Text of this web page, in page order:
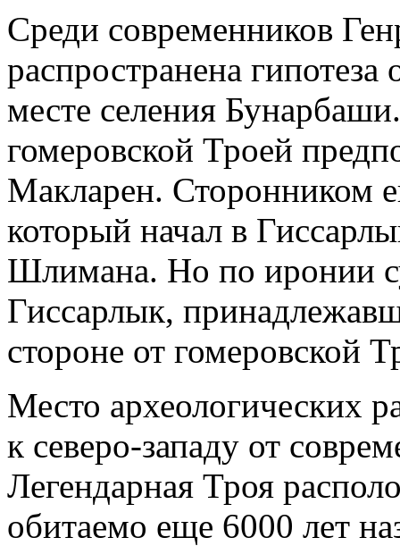
Среди современников
распространена
месте селения
гомеровской Троей
Макларен. Сторонником
который начал в
Шлимана. Но по иронии
Гиссарлык,
стороне от гомеровской
Место археологических
к северо-западу от
Легендарная Троя
обитаемо еще 6000 лет